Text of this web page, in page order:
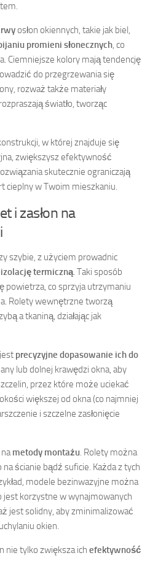
osłon okiennych, takie jak biel,
promieni słonecznych , co
Ciemniejsze kolory mają tendencję
do przegrzewania się
rozważ także materiały
światło, tworząc
w której znajduje się
zwiększysz efektywność
skutecznie ograniczają
cieplny w Twoim mieszkaniu.
i zasłon na
szybie, z użyciem prowadnic
termiczną . Taki sposób
powietrza, co sprzyja utrzymaniu
Rolety wewnętrzne tworzą
a tkaniną, działając jak
precyzyjne dopasowanie ich do
lub dolnej krawędzi okna, aby
przez które może uciekać
większej od okna (co najmniej
i szczelne zasłonięcie
metody montażu . Rolety można
ścianie bądź suficie. Każda z tych
modele bezinwazyjne można
jest korzystne w wynajmowanych
jest solidny, aby zminimalizować
okien.
nie tylko zwiększa ich efektywność